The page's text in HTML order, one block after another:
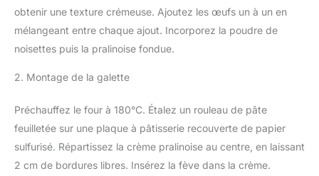
obtenir une texture crémeuse. Ajoutez les œufs un à un en
mélangeant entre chaque ajout. Incorporez la poudre de
noisettes puis la pralinoise fondue.
2. Montage de la galette
Préchauffez le four à 180°C. Étalez un rouleau de pâte
feuilletée sur une plaque à pâtisserie recouverte de papier
sulfurisé. Répartissez la crème pralinoise au centre, en laissant
2 cm de bordures libres. Insérez la fève dans la crème.